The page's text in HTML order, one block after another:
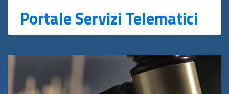
Portale Servizi Telematici